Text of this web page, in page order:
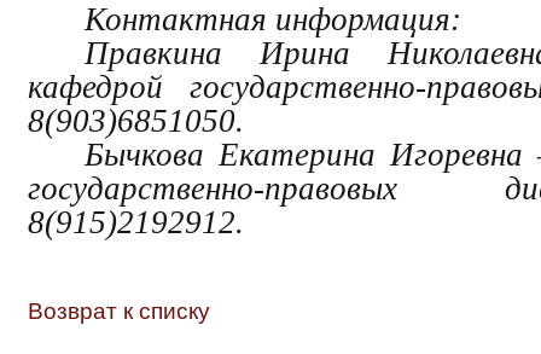
Контактная информация:
Правкина Ирина
кафедрой государственно-
8(903)6851050.
Бычкова Екатерина
государственно-правовых
8(915)2192912.
Возврат к списку